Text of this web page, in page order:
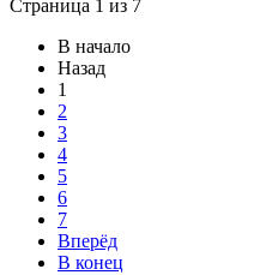
Страница 1 из 7
В начало
Назад
1
2
3
4
5
6
7
Вперёд
В конец